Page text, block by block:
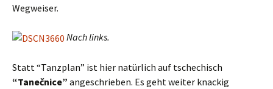
Wegweiser.
Nach links.
Statt “Tanzplan” ist hier natürlich auf tschechisch
“Tanečnice” angeschrieben. Es geht weiter knackig